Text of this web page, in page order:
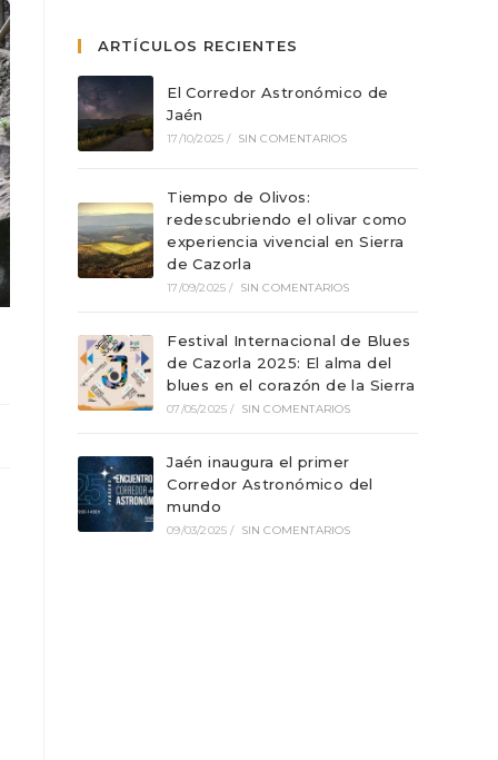
ARTÍCULOS RECIENTES
El Corredor Astronómico de
Jaén
17/10/2025 / SIN COMENTARIOS
Tiempo de Olivos:
redescubriendo el olivar como
experiencia vivencial en Sierra
de Cazorla
17/09/2025 / SIN COMENTARIOS
Festival Internacional de Blues
de Cazorla 2025: El alma del
blues en el corazón de la Sierra
07/05/2025 / SIN COMENTARIOS
Jaén inaugura el primer
Corredor Astronómico del
mundo
09/03/2025 / SIN COMENTARIOS